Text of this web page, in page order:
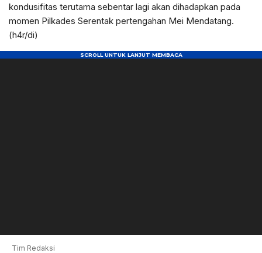
kondusifitas terutama sebentar lagi akan dihadapkan pada
momen Pilkades Serentak pertengahan Mei Mendatang.
(h4r/di)
Tim Redaksi